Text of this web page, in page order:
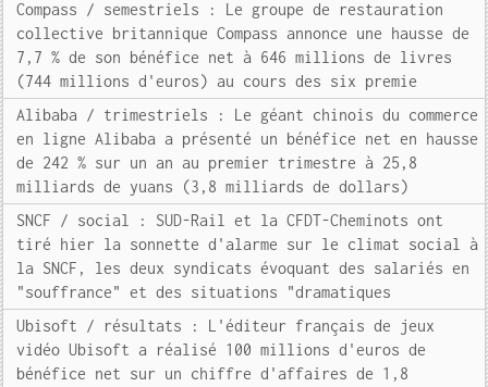
Compass / semestriels : Le groupe de restauration
collective britannique Compass annonce une hausse de
7,7 % de son bénéfice net à 646 millions de livres
(744 millions d'euros) au cours des six premie
Alibaba / trimestriels : Le géant chinois du commerce
en ligne Alibaba a présenté un bénéfice net en hausse
de 242 % sur un an au premier trimestre à 25,8
milliards de yuans (3,8 milliards de dollars)
SNCF / social : SUD-Rail et la CFDT-Cheminots ont
tiré hier la sonnette d'alarme sur le climat social à
la SNCF, les deux syndicats évoquant des salariés en
"souffrance" et des situations "dramatiques
Ubisoft / résultats : L'éditeur français de jeux
vidéo Ubisoft a réalisé 100 millions d'euros de
bénéfice net sur un chiffre d'affaires de 1,8